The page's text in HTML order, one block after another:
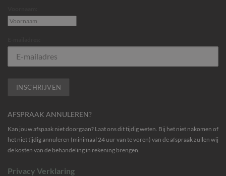
AFSPRAAK ANNULEREN?
Kan jouw afspaak niet doorgaan? Laat ons dit tijdig weten. Bij het niet nakomen of
het niet tijdig annuleren (minimaal 24 uur van te voren) van de afspraak zullen wij
de kosten van de behandeling in rekening brengen.
Privacy Verklaring